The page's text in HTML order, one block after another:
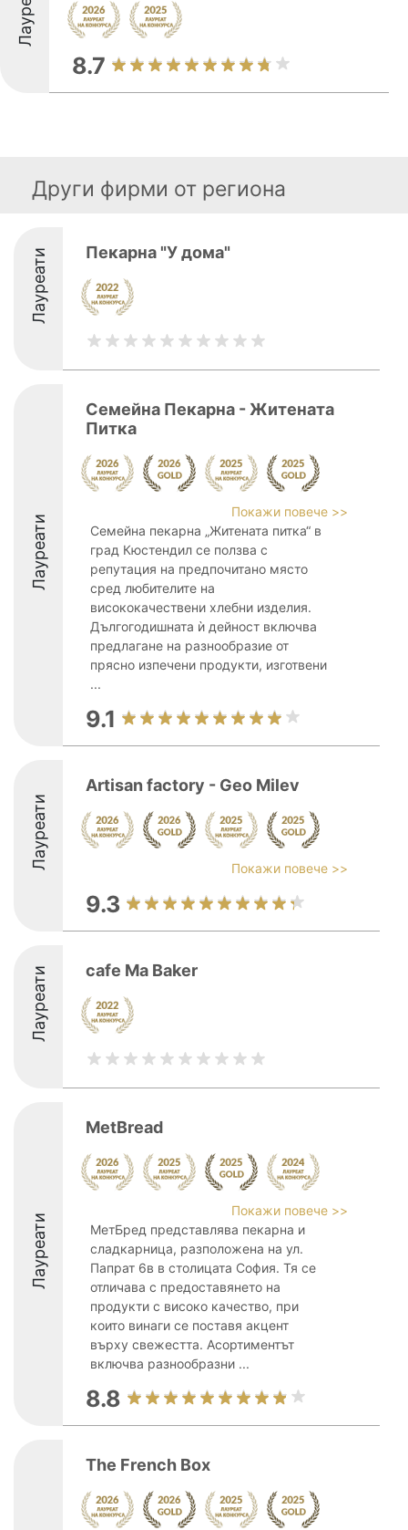
8.7
Други фирми от региона
Лауреати Пекарна "У дома"
Лауреати
Семейна Пекарна - Житената
Питка
Покажи повече >>
Семейна пекарна „Житената питка“ в
град Кюстендил се ползва с
репутация на предпочитано място
сред любителите на
висококачествени хлебни изделия.
Дългогодишната ѝ дейност включва
предлагане на разнообразие от
прясно изпечени продукти, изготвени
...
9.1
Лауреати
Artisan factory - Geo Milev
Покажи повече >>
9.3
Лауреати cafe Ma Baker
Лауреати
MetBread
Покажи повече >>
МетБред представлява пекарна и
сладкарница, разположена на ул.
Папрат 6в в столицата София. Тя се
отличава с предоставянето на
продукти с високо качество, при
които винаги се поставя акцент
върху свежестта. Асортиментът
включва разнообразни ...
8.8
The French Box